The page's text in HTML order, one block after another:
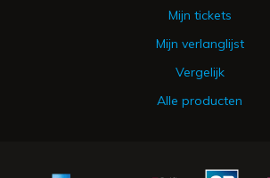
Mijn tickets
Mijn verlanglijst
Vergelijk
Alle producten